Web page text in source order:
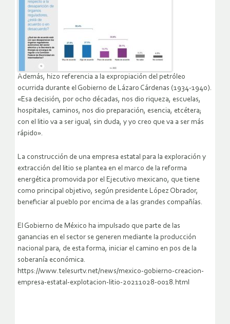
Además, hizo referencia a la expropiación del petróleo
ocurrida durante el Gobierno de Lázaro Cárdenas (1934-1940).
«Esa decisión, por ocho décadas, nos dio riqueza, escuelas,
hospitales, caminos, nos dio preparación, esencia, etcétera;
con el litio va a ser igual, sin duda, y yo creo que va a ser más
rápido».
La construcción de una empresa estatal para la exploración y
extracción del litio se plantea en el marco de la reforma
energética promovida por el Ejecutivo mexicano, que tiene
como principal objetivo, según presidente López Obrador,
beneficiar al pueblo por encima de a las grandes compañías.
El Gobierno de México ha impulsado que parte de las
ganancias en el sector se generen mediante la producción
nacional para, de esta forma, iniciar el camino en pos de la
soberanía económica.
https://www.telesurtv.net/news/mexico-gobierno-creacion-
empresa-estatal-explotacion-litio-20211028-0018.html